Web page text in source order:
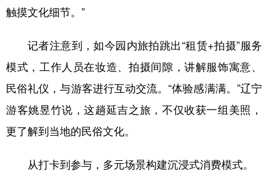
触摸文化细节。”
记者注意到，如今园内旅拍跳出“租赁+拍摄”服务
模式，工作人员在妆造、拍摄间隙，讲解服饰寓意、
民俗礼仪，与游客进行互动交流。“体验感满满。”辽宁
游客姚昱竹说，这趟延吉之旅，不仅收获一组美照，
更了解到当地的民俗文化。
从打卡到参与，多元场景构建沉浸式消费模式。